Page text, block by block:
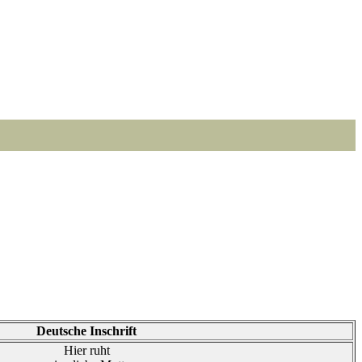
Deutsche Inschrift
Hier ruht